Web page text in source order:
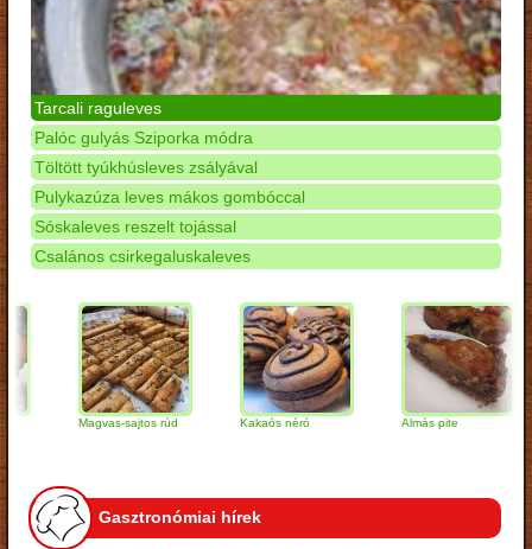
Tarcali raguleves
Palóc gulyás Sziporka módra
Töltött tyúkhúsleves zsályával
Pulykazúza leves mákos gombóccal
Sóskaleves reszelt tojással
Csalános csirkegaluskaleves
Magvas-sajtos rúd Kakaós néró Almás pite
Gasztronómiai hírek